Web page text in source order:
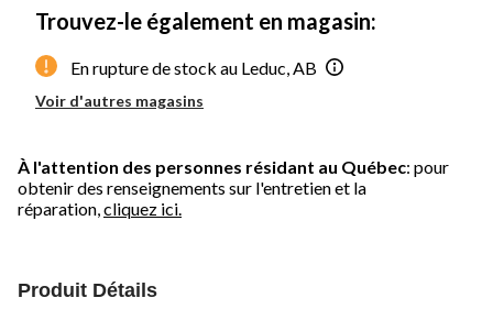
Trouvez-le également en magasin:
En rupture de stock au Leduc, AB
Voir d'autres magasins
À l'attention des personnes résidant au Québec: pour
obtenir des renseignements sur l'entretien et la
réparation,cliquez ici.
Produit Détails